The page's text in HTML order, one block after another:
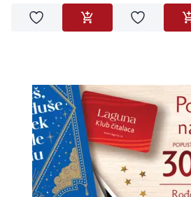
Dodaj u omiljeneDODAJ U KORPU
Dodaj u